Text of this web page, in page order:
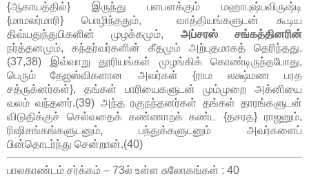
{ஆகாயத்தில்} இருந்து பளபளக்கும் மஹாபுஷ்பவிருஷ்டி
{மாமலர்மாரி} பொழிந்ததும், வாத்தியங்களுடன் கூடிய
திவ்யதுந்துபிகளின் முழக்கமும், அப்சரஸ் சங்கத்தினரின்
நர்த்தனமும், கந்தர்வர்களின் கீதமும் அற்புதமாகத் தெரிந்தது.
(37,38) இவ்வாறு தூரியங்கள் முழங்கிக் கொண்டிருந்தபோது,
பெரும் தேஜஸ்விகளான அவர்கள் {ராம லக்ஷ்மண பரத
சத்ருக்னர்கள்}, தங்கள் பாரியைகளுடன் மும்முறை அக்னியை
வலம் வந்தனர்.(39) அந்த ரகுநந்தனர்கள் தங்கள் தாரங்களுடன்
விடுதிக்குச் செல்வதைக் கண்ணாறக் கண்ட {தசரத} ராஜனும்,
ரிஷிசங்கங்களுடனும், பந்துக்களுடனும் அவர்களைப்
பின்தொடர்ந்து சென்றான்.(40)
பாலகாண்டம் சர்க்கம் – 73ல் உள்ள சுலோகங்கள் : 40